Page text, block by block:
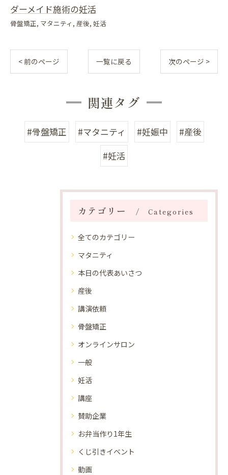
ダーメイド施術の妊活
骨盤矯正 マタニティ 産後 妊活
< 前のページ 一覧に戻る 次のページ >
関連タグ
#骨盤矯正 #マタニティ #妊娠中
#産後
#妊活
カテゴリー Categories
全てのカテゴリー
マタニティ
本日の代表あいさつ
産後
講演依頼
骨盤矯正
オンラインサロン
一般
妊活
講座
賛助企業
お弁当作り1年生
くじ引きイベント
動画